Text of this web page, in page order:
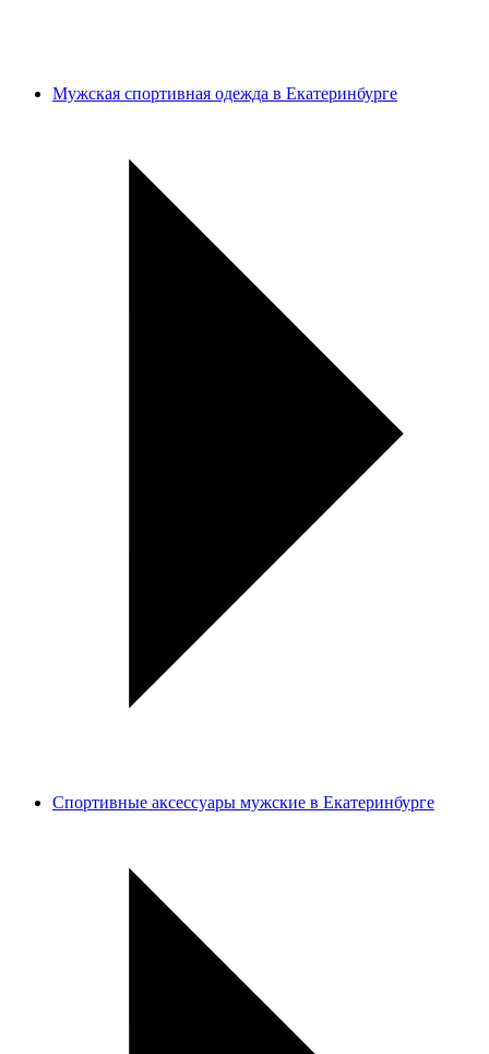
Мужская спортивная одежда в Екатеринбурге
Спортивные аксессуары мужские в Екатеринбурге